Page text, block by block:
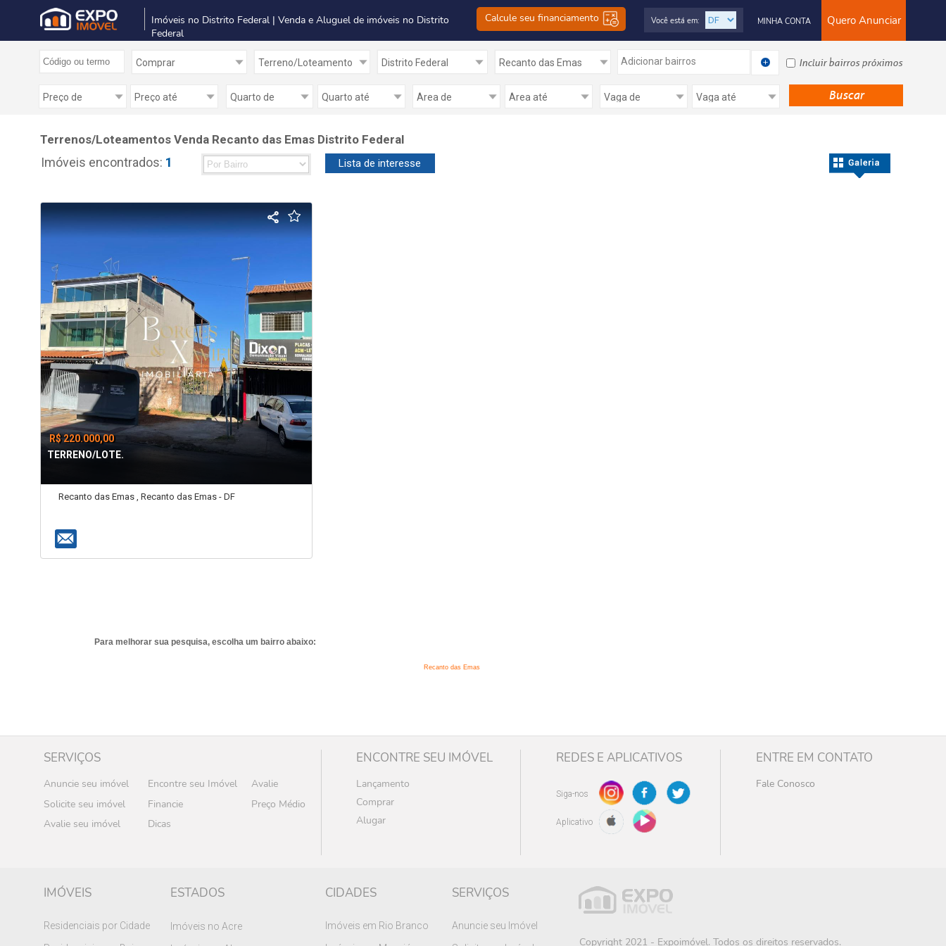
Imóveis no Distrito Federal | Venda e Aluguel de imóveis no Distrito
Federal
Calcule seu financiamento Quero Anunciar
MINHA CONTA
Você está em:
Adicionar bairros Incluir bairros próximos
Terrenos/Loteamentos Venda Recanto das Emas Distrito Federal
Imóveis encontrados: 1 Lista de interesse
R$ 220.000,00
TERRENO/LOTE.
Recanto das Emas , Recanto das Emas - DF
Para melhorar sua pesquisa, escolha um bairro abaixo:
Recanto das Emas
SERVIÇOS
Anuncie seu imóvel Encontre seu Imóvel
Avalie
Solicite seu imóvel
Financie
Preço Médio
Avalie seu imóvel
Dicas
ENCONTRE SEU IMÓVEL
Lançamento
Comprar
Alugar
REDES E APLICATIVOS
Siga-nos
Aplicativo
ENTRE EM CONTATO
Fale Conosco
IMÓVEIS
Residenciais por Cidade
ESTADOS
Imóveis no Acre
CIDADES
Imóveis em Rio Branco
SERVIÇOS
Anuncie seu Imóvel
Copyright 2021 - Expoimóvel. Todos os direitos reservados.